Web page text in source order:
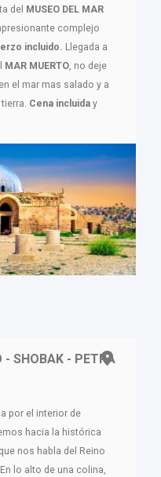
del MUSEO DEL MAR
complejo
incluido. Llegada a
MAR MUERTO, no deje
el mar mas salado y a
Cena incluida y
- SHOBAK - PETRA
por el interior de
hacia la histórica
nos habla del Reino
lo alto de una colina,